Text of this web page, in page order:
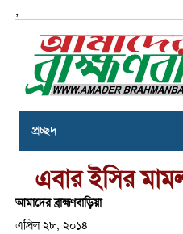
,
প্রচ্ছদ
এবার ইসির
আমাদের ব্রাহ্মণবাড়িয়া
এপ্রিল ২৮, ২০১৪